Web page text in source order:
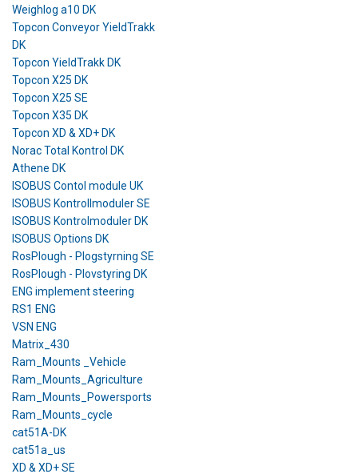
Weighlog a10 DK
Topcon Conveyor YieldTrakk
DK
Topcon YieldTrakk DK
Topcon X25 DK
Topcon X25 SE
Topcon X35 DK
Topcon XD & XD+ DK
Norac Total Kontrol DK
Athene DK
ISOBUS Contol module UK
ISOBUS Kontrollmoduler SE
ISOBUS Kontrolmoduler DK
ISOBUS Options DK
RosPlough - Plogstyrning SE
RosPlough - Plovstyring DK
ENG implement steering
RS1 ENG
VSN ENG
Matrix_430
Ram_Mounts _Vehicle
Ram_Mounts_Agriculture
Ram_Mounts_Powersports
Ram_Mounts_cycle
cat51A-DK
cat51a_us
XD & XD+ SE